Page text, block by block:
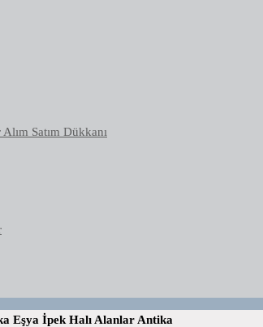
Satım Dükkanı
Eşya İpek Halı Alanlar Antika